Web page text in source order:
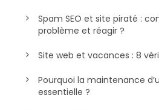
Spam SEO et site piraté :
problème et réagir ?
Site web et vacances : 8
Pourquoi la maintenance
essentielle ?